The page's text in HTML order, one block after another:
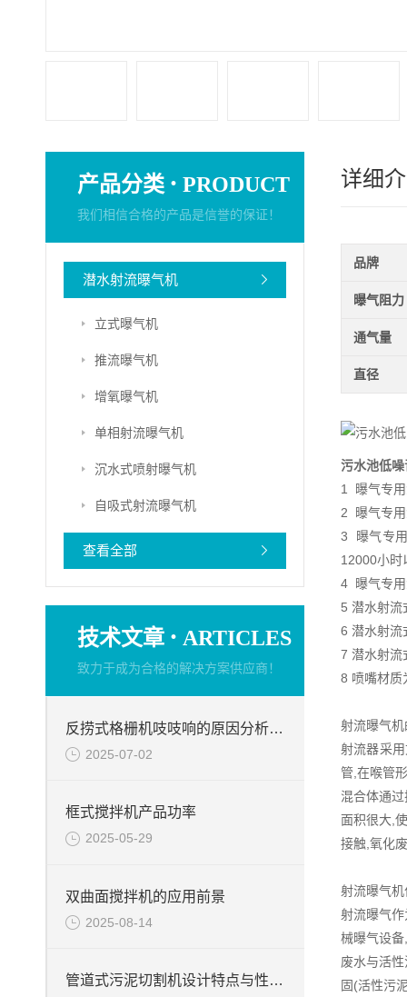
产品分类 · PRODUCT
我们相信合格的产品是信誉的保证！
潜水射流曝气机
立式曝气机
推流曝气机
增氧曝气机
单相射流曝气机
沉水式喷射曝气机
自吸式射流曝气机
查看全部
技术文章 · ARTICLES
致力于成为合格的解决方案供应商！
反捞式格栅机吱吱响的原因分析及解决方法
2025-07-02
框式搅拌机产品功率
2025-05-29
双曲面搅拌机的应用前景
2025-08-14
管道式污泥切割机设计特点与性能表现
详细
品牌
曝气阻力
通气量
直径
污水池低
1 曝气专
2 曝气专
3 曝气专
12000小时
4 曝气专用
5 潜水射流
6 潜水射流
7 潜水射流
8 喷嘴材质
射流曝气
射流器采
管,在喉管
混合体通
面积很大,
接触,氧化
射流曝气
射流曝气
械曝气设
废水与活
固(活性污